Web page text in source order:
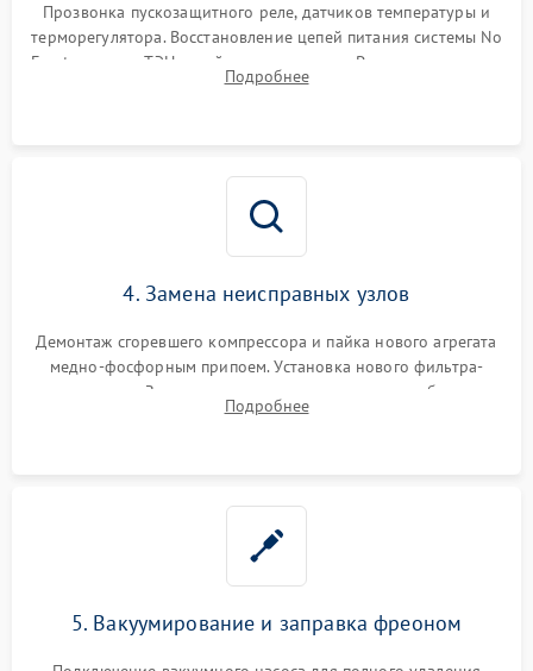
Прозвонка пускозащитного реле, датчиков температуры и
терморегулятора. Восстановление цепей питания системы No
Frost, включая ТЭН оттайки и вентилятор. Ремонт или замена
платы управления при сбоях алгоритмов.
Подробнее
4. Замена неисправных узлов
Демонтаж сгоревшего компрессора и пайка нового агрегата
медно-фосфорным припоем. Установка нового фильтра-
осушителя. Замена изношенных вентиляторов обдува,
сломанных заслонок или поврежденных дверных петель.
Подробнее
5. Вакуумирование и заправка фреоном